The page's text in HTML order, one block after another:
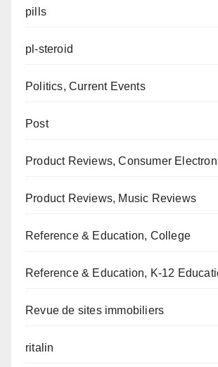
pills
pl-steroid
Politics, Current Events
Post
Product Reviews, Consumer
Product Reviews, Music Reviews
Reference & Education, College
Reference & Education, K-12
Revue de sites immobiliers
ritalin